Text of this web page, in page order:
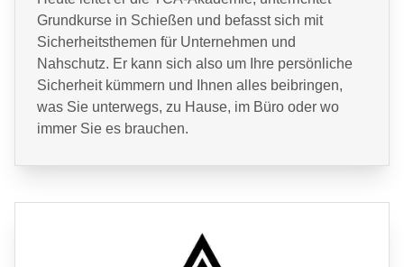
Grundkurse in Schießen und befasst sich mit
Sicherheitsthemen für Unternehmen und
Nahschutz. Er kann sich also um Ihre persönliche
Sicherheit kümmern und Ihnen alles beibringen,
was Sie unterwegs, zu Hause, im Büro oder wo
immer Sie es brauchen.